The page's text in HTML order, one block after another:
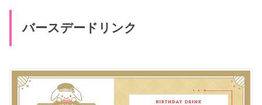
バースデードリンク